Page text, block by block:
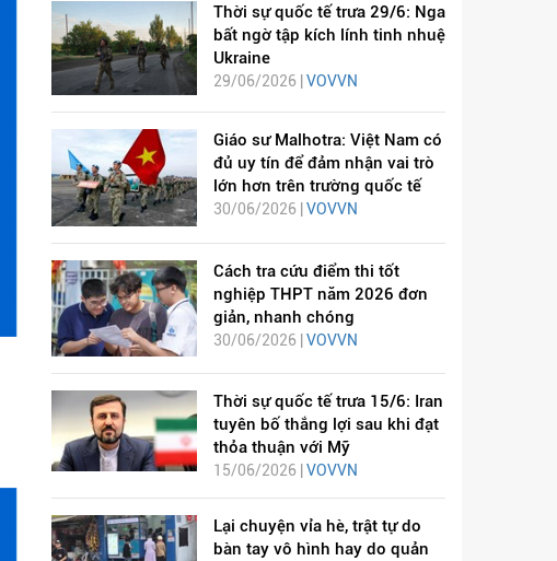
Thời sự quốc tế trưa 29/6: Nga
bất ngờ tập kích lính tinh nhuệ
Ukraine
29/06/2026 | VOVVN
Giáo sư Malhotra: Việt Nam có
đủ uy tín để đảm nhận vai trò
lớn hơn trên trường quốc tế
30/06/2026 | VOVVN
Cách tra cứu điểm thi tốt
nghiệp THPT năm 2026 đơn
giản, nhanh chóng
30/06/2026 | VOVVN
Thời sự quốc tế trưa 15/6: Iran
tuyên bố thắng lợi sau khi đạt
thỏa thuận với Mỹ
15/06/2026 | VOVVN
Lại chuyện vỉa hè, trật tự do
bàn tay vô hình hay do quản